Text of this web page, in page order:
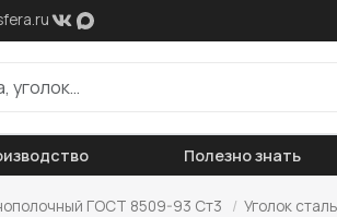
Полезно знать
ГОСТ 8509-93 Ст3 / Уголок